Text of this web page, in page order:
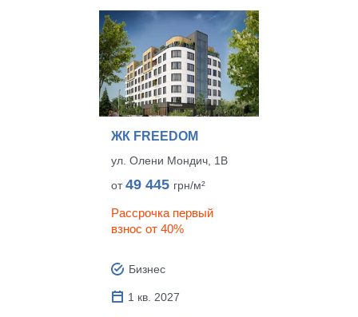
ЖК FREEDOM
ул. Олени Мондич, 1В
от49 445 грн/м²
Рассрочка первый
взнос от 40%
Бизнес
1 кв. 2027